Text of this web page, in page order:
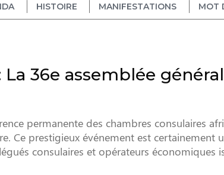
HISTOIRE MANIFESTATIONS MOT
36e assemblée
permanente des chambres consulaires
Ce prestigieux événement est certainement
consulaires et opérateurs économiques